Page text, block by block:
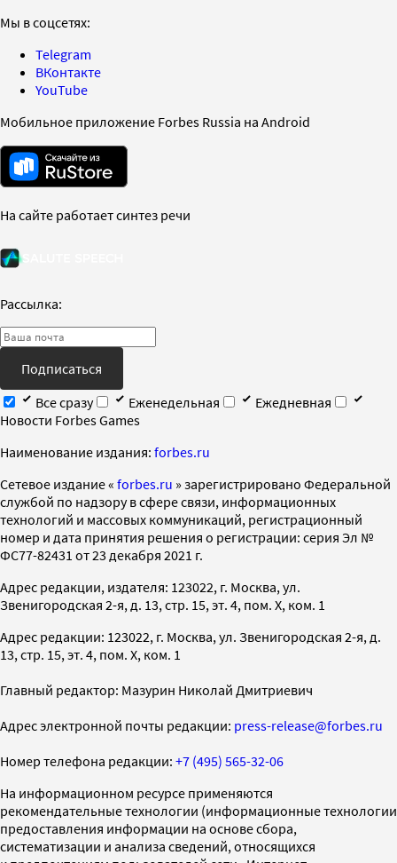
Мы в соцсетях:
Telegram
ВКонтакте
YouTube
Мобильное приложение Forbes Russia на Android
На сайте работает синтез речи
Рассылка:
Подписаться
Все сразу
Еженедельная
Ежедневная
Новости Forbes Games
Наименование издания: forbes.ru
Cетевое издание « forbes.ru » зарегистрировано Федеральной
службой по надзору в сфере связи, информационных
технологий и массовых коммуникаций, регистрационный
номер и дата принятия решения о регистрации: серия Эл №
ФС77-82431 от 23 декабря 2021 г.
Адрес редакции, издателя: 123022, г. Москва, ул.
Звенигородская 2-я, д. 13, стр. 15, эт. 4, пом. X, ком. 1
Адрес редакции: 123022, г. Москва, ул. Звенигородская 2-я, д.
13, стр. 15, эт. 4, пом. X, ком. 1
Главный редактор: Мазурин Николай Дмитриевич
Адрес электронной почты редакции: press-release@forbes.ru
Номер телефона редакции: +7 (495) 565-32-06
На информационном ресурсе применяются
рекомендательные технологии (информационные технологии
предоставления информации на основе сбора,
систематизации и анализа сведений, относящихся